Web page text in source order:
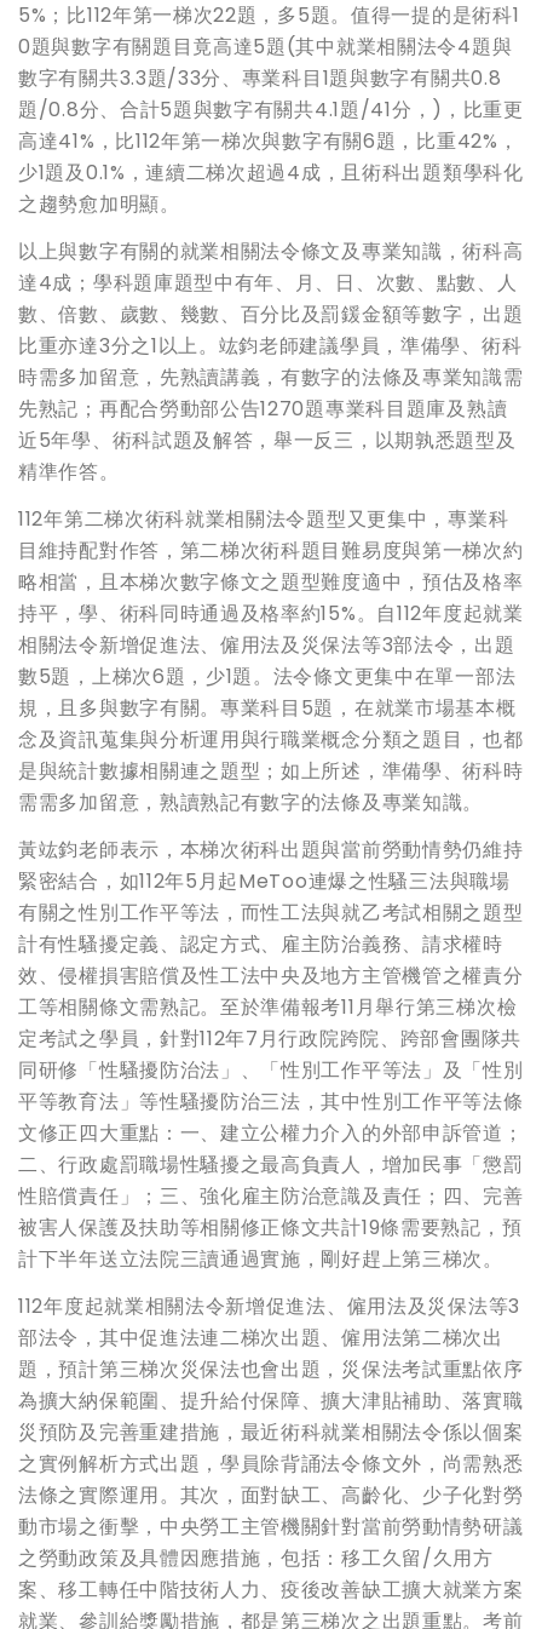
5%；比112年第一梯次22題，多5題。值得一提的是術科1
0題與數字有關題目竟高達5題(其中就業相關法令4題與
數字有關共3.3題/33分、專業科目1題與數字有關共0.8
題/0.8分、合計5題與數字有關共4.1題/41分，)，比重更
高達41%，比112年第一梯次與數字有關6題，比重42%，
少1題及0.1%，連續二梯次超過4成，且術科出題類學科化
之趨勢愈加明顯。
以上與數字有關的就業相關法令條文及專業知識，術科高
達4成；學科題庫題型中有年、月、日、次數、點數、人
數、倍數、歲數、幾數、百分比及罰鍰金額等數字，出題
比重亦達3分之1以上。竑鈞老師建議學員，準備學、術科
時需多加留意，先熟讀講義，有數字的法條及專業知識需
先熟記；再配合勞動部公告1270題專業科目題庫及熟讀
近5年學、術科試題及解答，舉一反三，以期孰悉題型及
精準作答。
112年第二梯次術科就業相關法令題型又更集中，專業科
目維持配對作答，第二梯次術科題目難易度與第一梯次約
略相當，且本梯次數字條文之題型難度適中，預估及格率
持平，學、術科同時通過及格率約15%。自112年度起就業
相關法令新增促進法、僱用法及災保法等3部法令，出題
數5題，上梯次6題，少1題。法令條文更集中在單一部法
規，且多與數字有關。專業科目5題，在就業市場基本概
念及資訊蒐集與分析運用與行職業概念分類之題目，也都
是與統計數據相關連之題型；如上所述，準備學、術科時
需需多加留意，熟讀熟記有數字的法條及專業知識。
黃竑鈞老師表示，本梯次術科出題與當前勞動情勢仍維持
緊密結合，如112年5月起MeToo連爆之性騷三法與職場
有關之性別工作平等法，而性工法與就乙考試相關之題型
計有性騷擾定義、認定方式、雇主防治義務、請求權時
效、侵權損害賠償及性工法中央及地方主管機管之權責分
工等相關條文需熟記。至於準備報考11月舉行第三梯次檢
定考試之學員，針對112年7月行政院跨院、跨部會團隊共
同研修「性騷擾防治法」、「性別工作平等法」及「性別
平等教育法」等性騷擾防治三法，其中性別工作平等法條
文修正四大重點：一、建立公權力介入的外部申訴管道；
二、行政處罰職場性騷擾之最高負責人，增加民事「懲罰
性賠償責任」；三、強化雇主防治意識及責任；四、完善
被害人保護及扶助等相關修正條文共計19條需要熟記，預
計下半年送立法院三讀通過實施，剛好趕上第三梯次。
112年度起就業相關法令新增促進法、僱用法及災保法等3
部法令，其中促進法連二梯次出題、僱用法第二梯次出
題，預計第三梯次災保法也會出題，災保法考試重點依序
為擴大納保範圍、提升給付保障、擴大津貼補助、落實職
災預防及完善重建措施，最近術科就業相關法令係以個案
之實例解析方式出題，學員除背誦法令條文外，尚需熟悉
法條之實際運用。其次，面對缺工、高齡化、少子化對勞
動市場之衝擊，中央勞工主管機關針對當前勞動情勢研議
之勞動政策及具體因應措施，包括：移工久留/久用方
案、移工轉任中階技術人力、疫後改善缺工擴大就業方案
就業、參訓給獎勵措施，都是第三梯次之出題重點。考前